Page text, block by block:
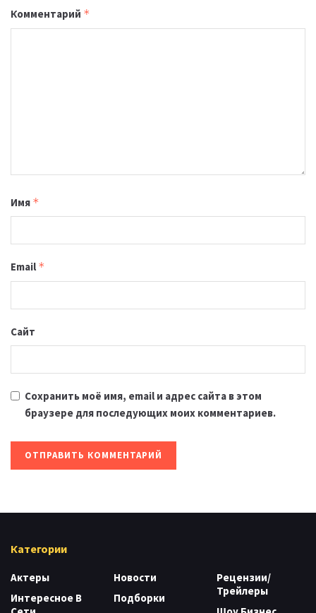
Комментарий *
Имя *
Email *
Сайт
Сохранить моё имя, email и адрес сайта в этом
браузере для последующих моих комментариев.
Категории
Актеры
Интересное В
Новости
Подборки
Рецензии/
Трейлеры